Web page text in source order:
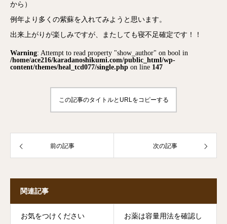
から）
例年より多くの紫蘇を入れてみようと思います。
出来上がりが楽しみですが、またしても寝不足確定です！！
Warning: Attempt to read property "show_author" on bool in
/home/ace216/karadanoshikumi.com/public_html/wp-
content/themes/heal_tcd077/single.php on line 147
この記事のタイトルとURLをコピーする
前の記事 次の記事
関連記事
お気をつけください
お薬は容量用法を確認し